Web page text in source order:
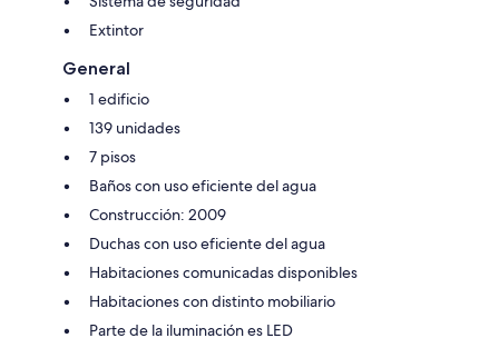
Extintor
General
1 edificio
139 unidades
7 pisos
Baños con uso eficiente del agua
Construcción: 2009
Duchas con uso eficiente del agua
Habitaciones comunicadas disponibles
Habitaciones con distinto mobiliario
Parte de la iluminación es LED